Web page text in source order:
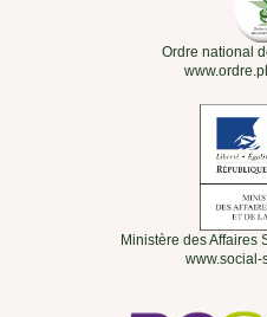
Ordre national
Ministère des Affaires
www.social-